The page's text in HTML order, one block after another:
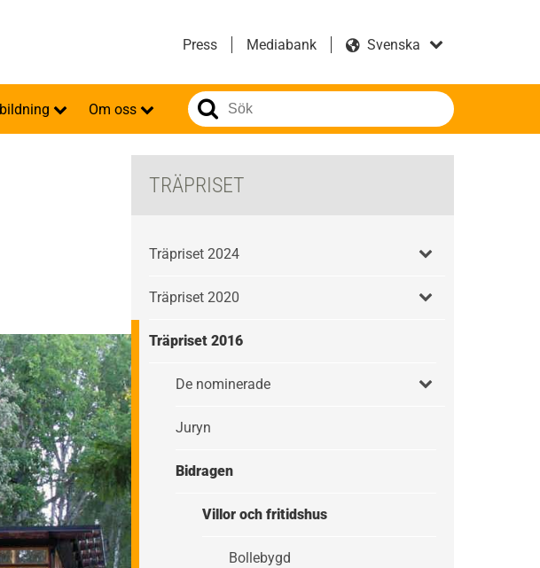
Press Mediabank
Om oss
TRÄPRISET
Träpriset 2024
Träpriset 2020
Träpriset 2016
De nominerade
Juryn
Bidragen
Villor och fritidshus
Bollebygd